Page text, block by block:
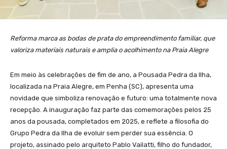
Reforma marca as bodas de prata do empreendimento familiar, que
valoriza materiais naturais e amplia o acolhimento na Praia Alegre
Em meio às celebrações de fim de ano, a Pousada Pedra da Ilha,
localizada na Praia Alegre, em Penha (SC), apresenta uma
novidade que simboliza renovação e futuro: uma totalmente nova
recepção. A inauguração faz parte das comemorações pelos 25
anos da pousada, completados em 2025, e reflete a filosofia do
Grupo Pedra da Ilha de evoluir sem perder sua essência. O
projeto, assinado pelo arquiteto Pablo Vailatti, filho do fundador,